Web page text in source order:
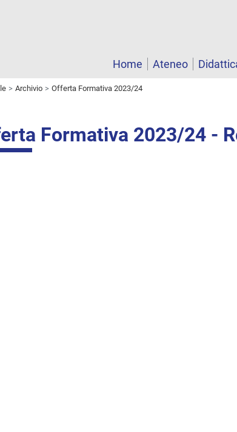
Home
Ateneo
Archivio Offerta Formativa 2023/24
Formativa 2023/24 -